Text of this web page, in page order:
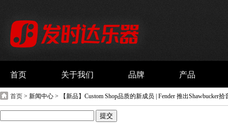
首页 关于我们 品牌 产品
首页 > 新闻中心 > 【新品】Custom Shop品质的新成员 | Fender 推出Shawbucker拾